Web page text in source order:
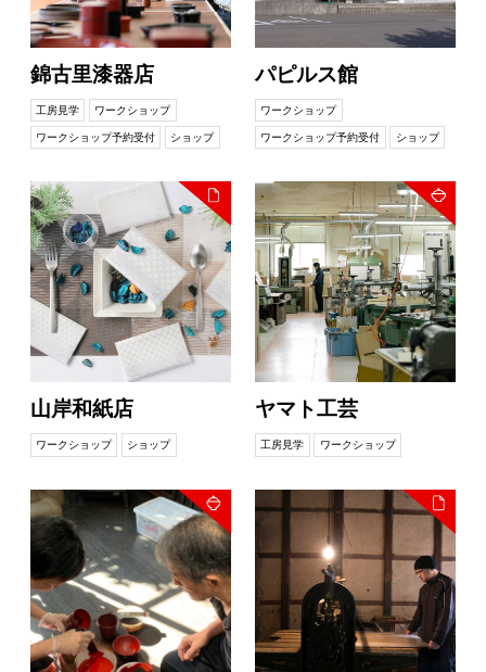
錦古里漆器店
工房見学 ワークショップ
ワークショップ予約受付 ショップ
パピルス館
ワークショップ
ワークショップ予約受付 ショップ
山岸和紙店
ワークショップ ショップ
ヤマト工芸
工房見学 ワークショップ